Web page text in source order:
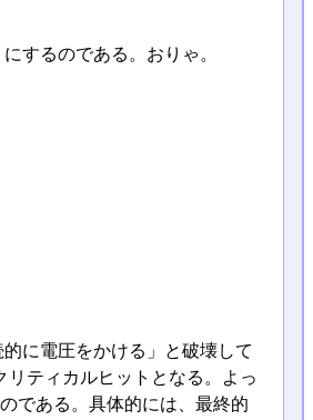
するのである。おりゃ。
に電圧をかける」と破壊して
ティカルヒットとなる。よっ
である。具体的には、最終的